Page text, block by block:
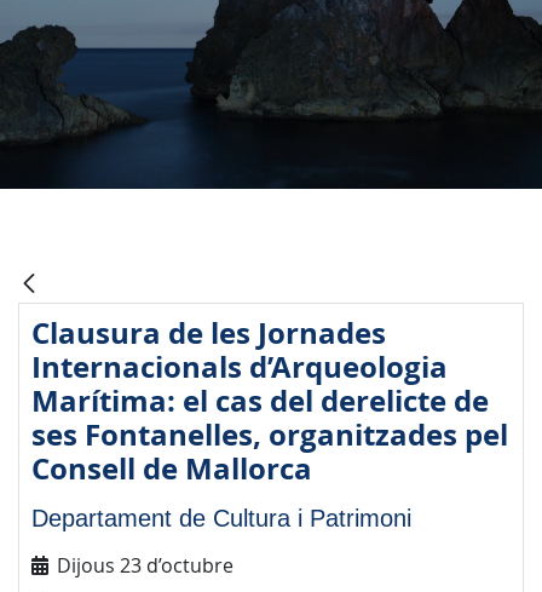
Clausura de les Jornades
Internacionals d’Arqueologia
Marítima: el cas del derelicte de
ses Fontanelles, organitzades pel
Consell de Mallorca
Departament de Cultura i Patrimoni
Dijous 23 d’octubre